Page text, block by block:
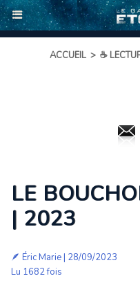
ACCUEIL > ☕
LE
| 2023
🪶 Éric Marie| 28/09/2023
Lu 1682 fois